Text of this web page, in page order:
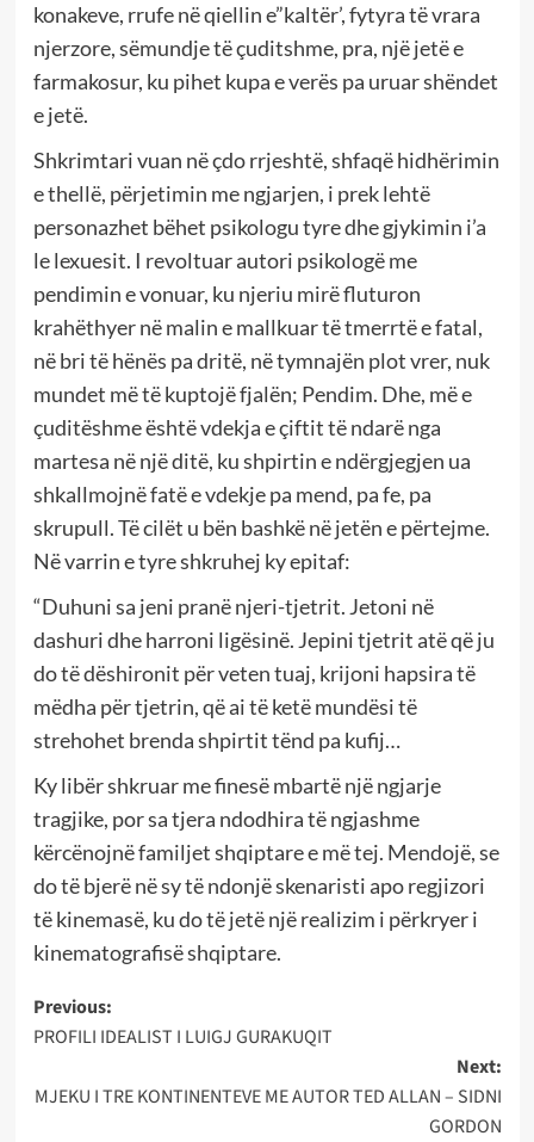
konakeve, rrufe në qiellin e”kaltër’, fytyra të vrara
njerzore, sëmundje të çuditshme, pra, një jetë e
farmakosur, ku pihet kupa e verës pa uruar shëndet
e jetë.
Shkrimtari vuan në çdo rrjeshtë, shfaqë hidhërimin
e thellë, përjetimin me ngjarjen, i prek lehtë
personazhet bëhet psikologu tyre dhe gjykimin i’a
le lexuesit. I revoltuar autori psikologë me
pendimin e vonuar, ku njeriu mirë fluturon
krahëthyer në malin e mallkuar të tmerrtë e fatal,
në bri të hënës pa dritë, në tymnajën plot vrer, nuk
mundet më të kuptojë fjalën; Pendim. Dhe, më e
çuditëshme është vdekja e çiftit të ndarë nga
martesa në një ditë, ku shpirtin e ndërgjegjen ua
shkallmojnë fatë e vdekje pa mend, pa fe, pa
skrupull. Të cilët u bën bashkë në jetën e përtejme.
Në varrin e tyre shkruhej ky epitaf:
“Duhuni sa jeni pranë njeri-tjetrit. Jetoni në
dashuri dhe harroni ligësinë. Jepini tjetrit atë që ju
do të dëshironit për veten tuaj, krijoni hapsira të
mëdha për tjetrin, që ai të ketë mundësi të
strehohet brenda shpirtit tënd pa kufij…
Ky libër shkruar me finesë mbartë një ngjarje
tragjike, por sa tjera ndodhira të ngjashme
kërcënojnë familjet shqiptare e më tej. Mendojë, se
do të bjerë në sy të ndonjë skenaristi apo regjizori
të kinemasë, ku do të jetë një realizim i përkryer i
kinematografisë shqiptare.
Post
navigation
Previous:
PROFILI IDEALIST I LUIGJ GURAKUQIT
Next:
MJEKU I TRE KONTINENTEVE ME AUTOR TED ALLAN – SIDNI
GORDON